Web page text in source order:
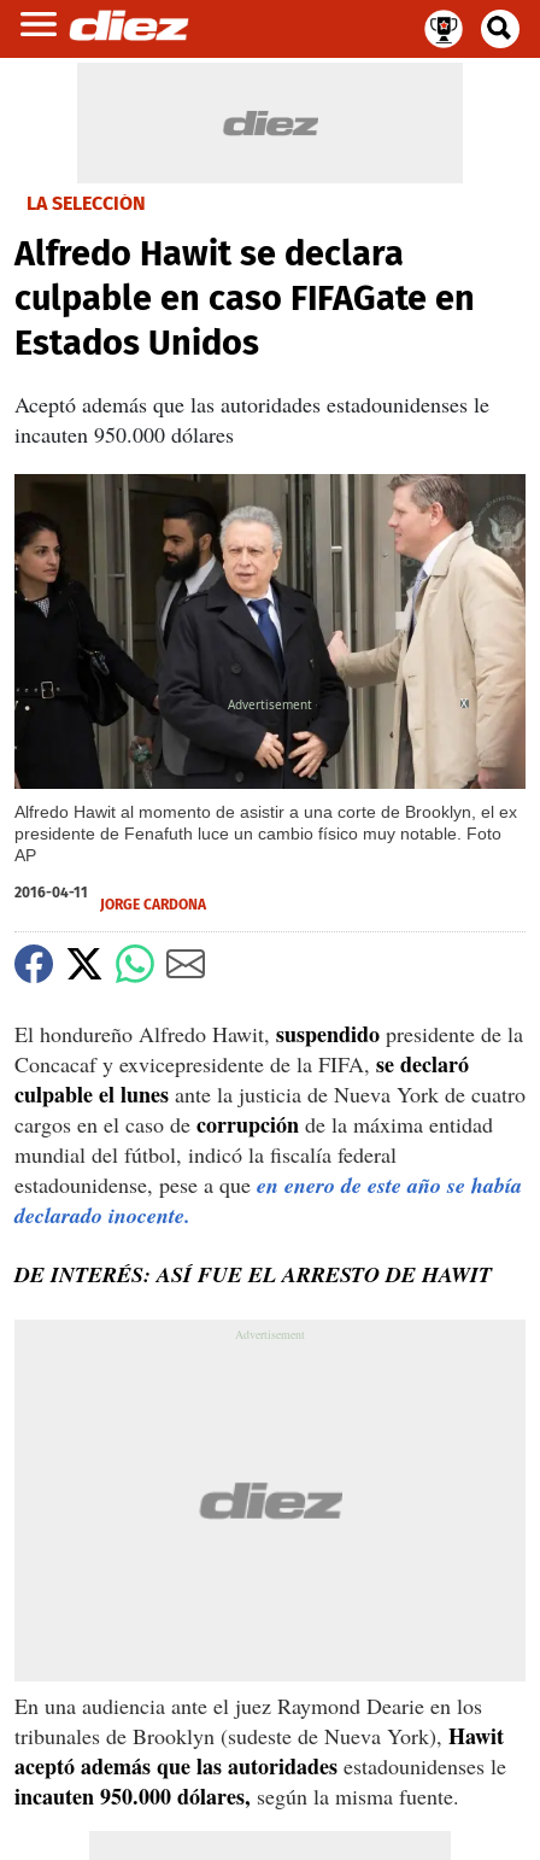
LA SELECCIÓN
Alfredo Hawit se declara
culpable en caso FIFAGate en
Estados Unidos
Aceptó además que las autoridades estadounidenses le
incauten 950.000 dólares
Alfredo Hawit al momento de asistir a una corte de Brooklyn, el ex
presidente de Fenafuth luce un cambio físico muy notable. Foto
AP
X
2016-04-11
JORGE CARDONA
El hondureño Alfredo Hawit, suspendido presidente de la
Concacaf y exvicepresidente de la FIFA, se declaró
culpable el lunes ante la justicia de Nueva York de cuatro
cargos en el caso de corrupción de la máxima entidad
mundial del fútbol, indicó la fiscalía federal
estadounidense, pese a que en enero de este año se había
declarado inocente.
DE INTERÉS: ASÍ FUE EL ARRESTO DE HAWIT
En una audiencia ante el juez Raymond Dearie en los
tribunales de Brooklyn (sudeste de Nueva York), Hawit
aceptó además que las autoridades estadounidenses le
incauten 950.000 dólares, según la misma fuente.